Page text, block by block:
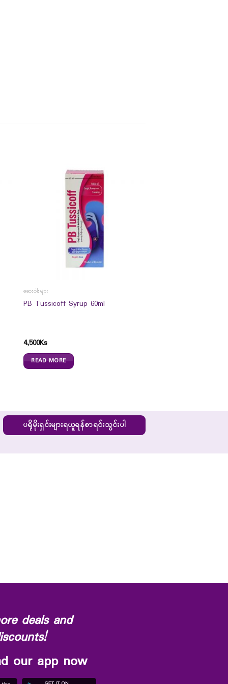
ဆေးဝါးများ
PB Tussicoff Syrup 60ml
4,500Ks
READ MORE
ပရိုမိုးရှင်းများရယူရန်စာရင်းသွင်းပါ
deals and
our app now